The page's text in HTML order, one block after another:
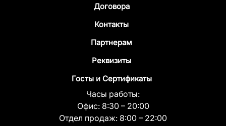
Договора
Контакты
Партнерам
Реквизиты
Госты и Сертификаты
Часы работы:
Офис: 8:30 – 20:00
Отдел продаж: 8:00 – 22:00